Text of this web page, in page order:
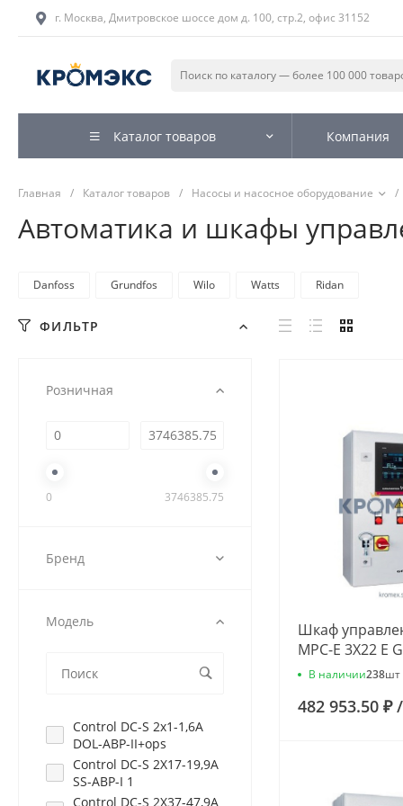
г. Москва, Дмитровское шоссе дом д. 100, стр.2, офис 31152
Каталог товаров Компания
Главная / Каталог товаров / Насосы и насосное оборудование /
Автоматика и шкафы
Danfoss Grundfos Wilo Watts Ridan
ФИЛЬТР
Розничная
0 3746385.75
Бренд
Модель
Control DC-S 2x1-1,6A
DOL-ABP-II+ops
Control DC-S 2X17-19,9A
SS-ABP-I 1
Control DC-S 2X37-47,9A
Шкаф
MPC-E 3X22 E
96837974
В наличии238шт
482 953.50 ₽/